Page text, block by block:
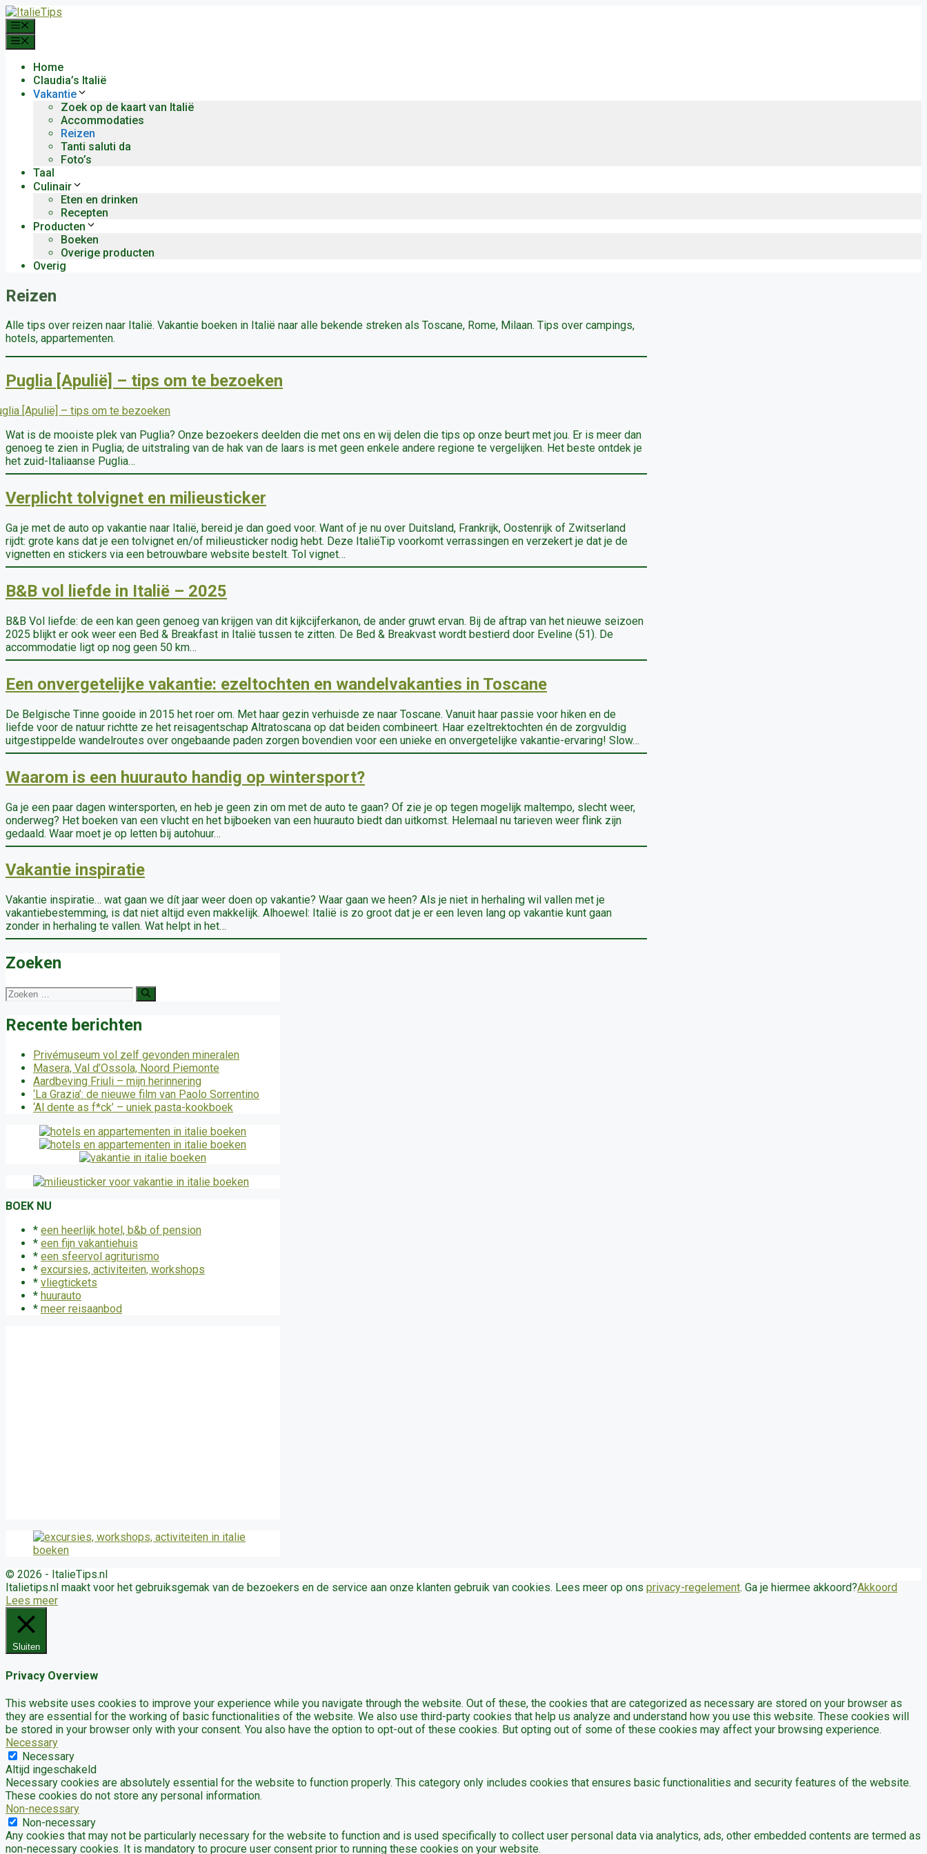
Ga
naar
de
inhoud
Home
Claudia’s Italië
Vakantie
Zoek op de kaart van Italië
Accommodaties
Reizen
Tanti saluti da
Foto’s
Taal
Culinair
Eten en drinken
Recepten
Producten
Boeken
Overige producten
Overig
Reizen
Alle tips over reizen naar Italië. Vakantie boeken in Italië naar alle bekende streken als Toscane, Rome, Milaan. Tips over campings,
hotels, appartementen.
Puglia [Apulië] – tips om te bezoeken
Wat is de mooiste plek van Puglia? Onze bezoekers deelden die met ons en wij delen die tips op onze beurt met jou. Er is meer dan
genoeg te zien in Puglia; de uitstraling van de hak van de laars is met geen enkele andere regione te vergelijken. Het beste ontdek je
het zuid-Italiaanse Puglia…
Verplicht tolvignet en milieusticker
Ga je met de auto op vakantie naar Italië, bereid je dan goed voor. Want of je nu over Duitsland, Frankrijk, Oostenrijk of Zwitserland
rijdt: grote kans dat je een tolvignet en/of milieusticker nodig hebt. Deze ItaliëTip voorkomt verrassingen en verzekert je dat je de
vignetten en stickers via een betrouwbare website bestelt. Tol vignet…
B&B vol liefde in Italië – 2025
B&B Vol liefde: de een kan geen genoeg van krijgen van dit kijkcijferkanon, de ander gruwt ervan. Bij de aftrap van het nieuwe seizoen
2025 blijkt er ook weer een Bed & Breakfast in Italië tussen te zitten. De Bed & Breakvast wordt bestierd door Eveline (51). De
accommodatie ligt op nog geen 50 km…
Een onvergetelijke vakantie: ezeltochten en wandelvakanties in Toscane
De Belgische Tinne gooide in 2015 het roer om. Met haar gezin verhuisde ze naar Toscane. Vanuit haar passie voor hiken en de
liefde voor de natuur richtte ze het reisagentschap Altratoscana op dat beiden combineert. Haar ezeltrektochten én de zorgvuldig
uitgestippelde wandelroutes over ongebaande paden zorgen bovendien voor een unieke en onvergetelijke vakantie-ervaring! Slow…
Waarom is een huurauto handig op wintersport?
Ga je een paar dagen wintersporten, en heb je geen zin om met de auto te gaan? Of zie je op tegen mogelijk maltempo, slecht weer,
onderweg? Het boeken van een vlucht en het bijboeken van een huurauto biedt dan uitkomst. Helemaal nu tarieven weer flink zijn
gedaald. Waar moet je op letten bij autohuur…
Vakantie inspiratie
Vakantie inspiratie… wat gaan we dít jaar weer doen op vakantie? Waar gaan we heen? Als je niet in herhaling wil vallen met je
vakantiebestemming, is dat niet altijd even makkelijk. Alhoewel: Italië is zo groot dat je er een leven lang op vakantie kunt gaan
zonder in herhaling te vallen. Wat helpt in het…
Zoeken
Zoek
naar:
Recente berichten
Privémuseum vol zelf gevonden mineralen
Masera, Val d’Ossola, Noord Piemonte
Aardbeving Friuli – mijn herinnering
‘La Grazia’: de nieuwe film van Paolo Sorrentino
‘Al dente as f*ck’ – uniek pasta-kookboek
BOEK NU
* een heerlijk hotel, b&b of pension
* een fijn vakantiehuis
* een sfeervol agriturismo
* excursies, activiteiten, workshops
* vliegtickets
* huurauto
* meer reisaanbod
© 2026 - ItalieTips.nl
Italietips.nl maakt voor het gebruiksgemak van de bezoekers en de service aan onze klanten gebruik van cookies. Lees meer op ons privacy-regelement. Ga je hiermee akkoord?Akkoord
Lees meer
Sluiten
Privacy Overview
This website uses cookies to improve your experience while you navigate through the website. Out of these, the cookies that are categorized as necessary are stored on your browser as
they are essential for the working of basic functionalities of the website. We also use third-party cookies that help us analyze and understand how you use this website. These cookies will
be stored in your browser only with your consent. You also have the option to opt-out of these cookies. But opting out of some of these cookies may affect your browsing experience.
Necessary
Necessary
Altijd ingeschakeld
Necessary cookies are absolutely essential for the website to function properly. This category only includes cookies that ensures basic functionalities and security features of the website.
These cookies do not store any personal information.
Non-necessary
Non-necessary
Any cookies that may not be particularly necessary for the website to function and is used specifically to collect user personal data via analytics, ads, other embedded contents are termed as
non-necessary cookies. It is mandatory to procure user consent prior to running these cookies on your website.